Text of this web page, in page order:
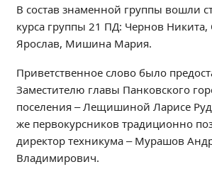
Обращения онлайн
Контакты
Региональный центр по
Учебно-производственный
Центр карьеры
Противодействие коррупции
Всероссийское чемпионатное
Региональная инновационная
В состав знаменной группы вошли
курса группы 21 ПД: Чернов Никита,
Ярослав, Мишина Мария.
Приветственное слово было
Заместителю главы Панковского
поселения – Лещишиной Ларисе
же первокурсников традиционно
директор техникума – Мурашов
Владимирович.